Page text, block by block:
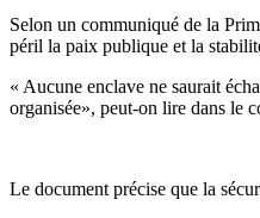
Selon un communiqué de la
péril la paix publique et la
« Aucune enclave ne saurait
organisée», peut-on lire dans le
Le document précise que la